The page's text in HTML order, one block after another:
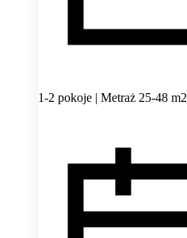
1-2 pokoje | Metraż 25-48 m2